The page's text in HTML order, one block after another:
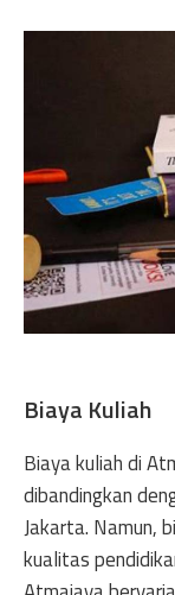
Biaya Kuliah
Biaya kuliah di
dibandingkan
Jakarta. Namun,
kualitas